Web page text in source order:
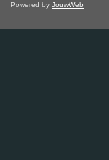
Powered by JouwWeb